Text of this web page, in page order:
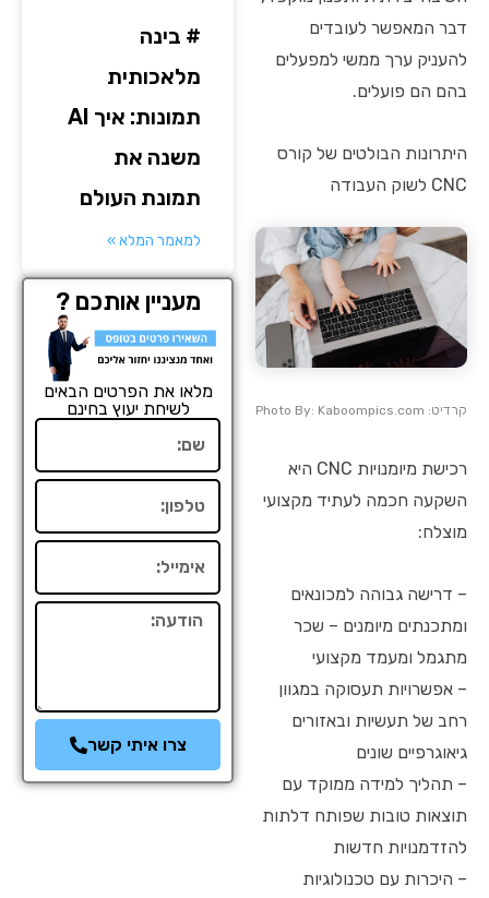
דבר המאפשר לעובדים
להעניק ערך ממשי למפעלים
בהם הם פועלים.
היתרונות הבולטים של קורס
CNC לשוק העבודה
קרדיט: Photo By: Kaboompics.com
רכישת מיומנויות CNC היא
השקעה חכמה לעתיד מקצועי
מוצלח:
– דרישה גבוהה למכונאים
ומתכנתים מיומנים – שכר
מתגמל ומעמד מקצועי
– אפשרויות תעסוקה במגוון
רחב של תעשיות ובאזורים
גיאוגרפיים שונים
– תהליך למידה ממוקד עם
תוצאות טובות שפותח דלתות
להזדמנויות חדשות
– היכרות עם טכנולוגיות
# בינה
מלאכותית
תמונות: איך AI
משנה את
תמונת העולם
למאמר המלא »
מעניין אותכם ?
מלאו את הפרטים הבאים
לשיחת יעוץ בחינם
הודעה
צרו איתי קשר